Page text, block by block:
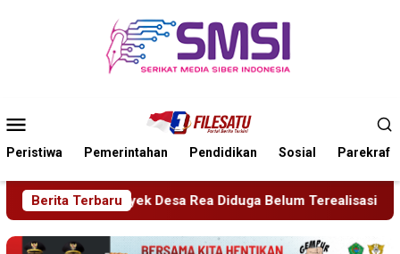
Mobile
Peristiwa Pemerintahan Pendidikan Sosial Parekraf
Berita Terbaru
Belum Terealisasi Kapolsek Dentim Hadiri